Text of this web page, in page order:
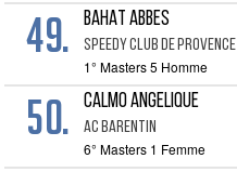
49. BAHAT ABBES
SPEEDY CLUB DE PROVENCE
1° Masters 5 Homme
50. CALMO ANGELIQUE
AC BARENTIN
6° Masters 1 Femme